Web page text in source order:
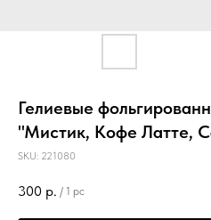
Гелиевые
"Мистик, Кофе Латте,
SKU: 221080
300 р. / 1 pc